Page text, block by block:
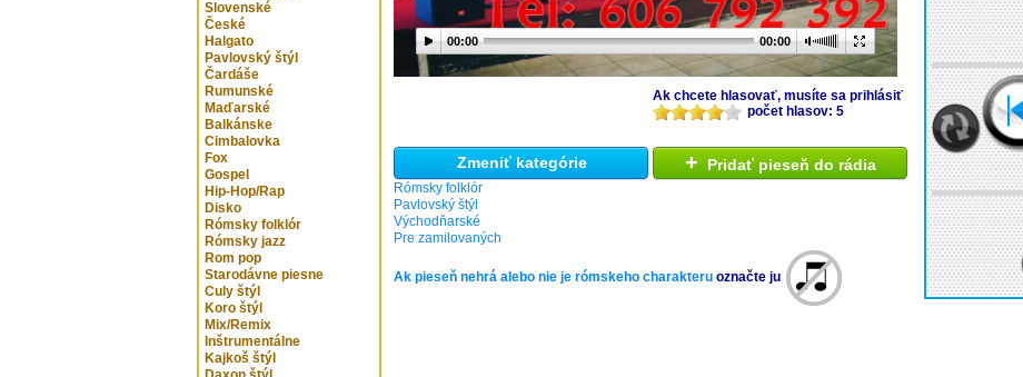
Slovenské
České
Halgato
Pavlovský štýl
Čardáše
Rumunské
Maďarské
Balkánske
Cimbalovka
Fox
Gospel
Hip-Hop/Rap
Disko
Rómsky folklór
Rómsky jazz
Rom pop
Starodávne piesne
Culy štýl
Koro štýl
Mix/Remix
Inštrumentálne
Kajkoš štýl
00:00 00:00
Ak chcete hlasovať, musíte sa prihlásiť
počet hlasov: 5
Zmeniť kategórie
Rómsky folklór
Pavlovský štýl
Východňarské
Pre zamilovaných
+ Pridať pieseň do rádia
Ak pieseň nehrá alebo nie je rómskeho charakteru označte ju